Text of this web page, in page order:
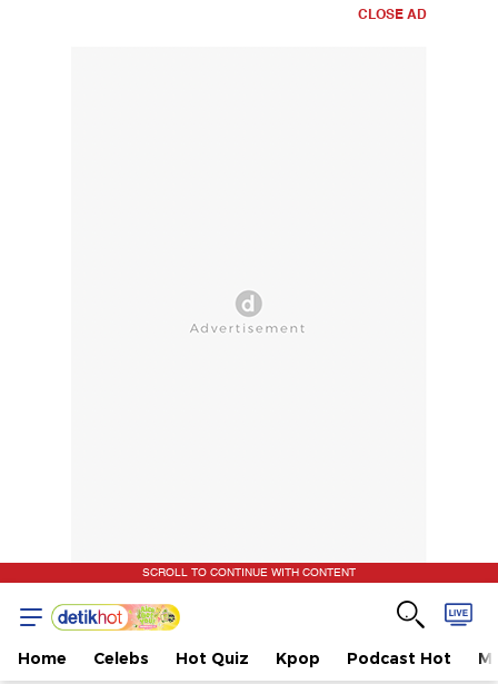
CLOSE AD
SCROLL TO CONTINUE WITH CONTENT
Home Celebs Hot Quiz Kpop Podcast Hot